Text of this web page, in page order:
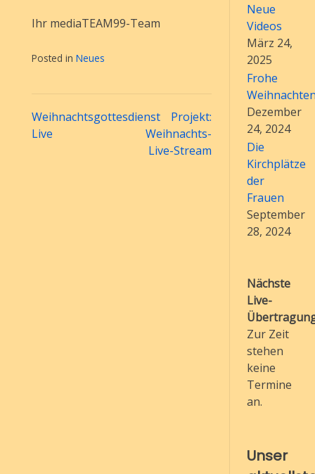
Ihr mediaTEAM99-Team
Posted in Neues
Beitragsnavigation
Weihnachtsgottesdienst
Live
Projekt:
Weihnachts-
Live-Stream
Neue
Videos
März 24,
2025
Frohe
Dezember
24, 2024
Die
Kirchplätze
der
Frauen
September
28, 2024
Nächste
Live-
Zur Zeit
stehen
keine
Termine
an.
Unser